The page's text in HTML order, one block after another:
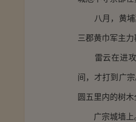
八月，黄埔嵩
三郡黄巾军主力
雷云在进攻
间，才打到广
圆五里内的树
广宗城墙上